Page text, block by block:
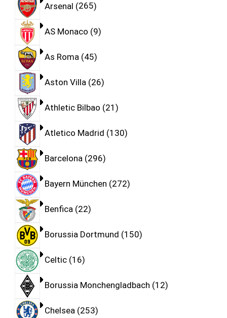
Arsenal 265
AS Monaco 9
As Roma 45
Aston Villa 26
Athletic Bilbao 21
Atletico Madrid 130
Barcelona 296
Bayern München 272
Benfica 22
Borussia Dortmund 150
Celtic 16
Borussia Monchengladbach 12
Chelsea 253